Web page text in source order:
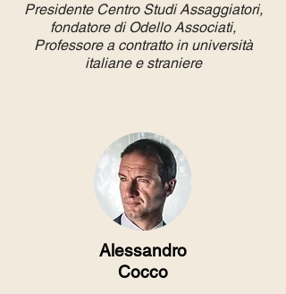
Presidente Centro Studi Assaggiatori,
fondatore di Odello Associati,
Professore a contratto in università
italiane e straniere
Alessandro
Cocco